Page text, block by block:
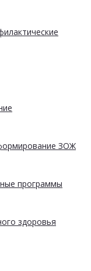
ЗОЖ
программы
здоровья